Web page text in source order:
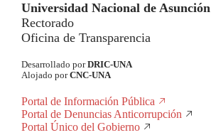
Universidad Nacional de Asunción
Rectorado
Oficina de Transparencia
Desarrollado porDRIC-UNA
Alojado porCNC-UNA
Portal de Información Pública
Portal de Denuncias Anticorrupción
Portal Único del Gobierno